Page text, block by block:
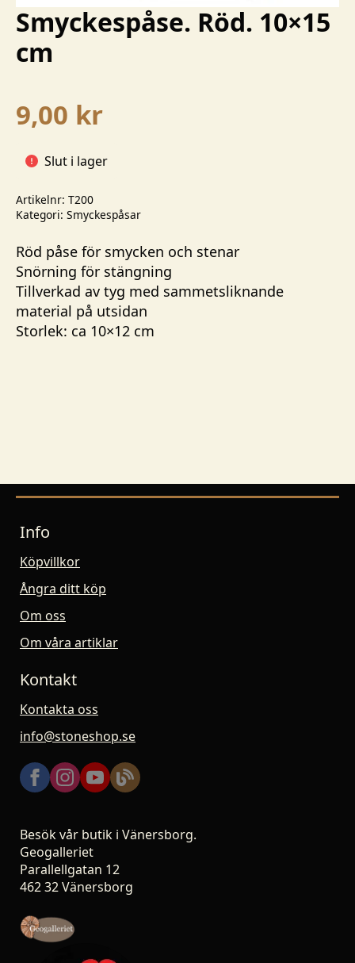
Smyckespåse. Röd. 10×15
cm
9,00 kr
Slut i lager
Artikelnr: T200
Kategori: Smyckespåsar
Röd påse för smycken och stenar
Snörning för stängning
Tillverkad av tyg med sammetsliknande
material på utsidan
Storlek: ca 10×12 cm
Info
Köpvillkor
Ångra ditt köp
Om oss
Om våra artiklar
Kontakt
Kontakta oss
info@stoneshop.se
Besök vår butik i Vänersborg.
Geogalleriet
Parallellgatan 12
462 32 Vänersborg